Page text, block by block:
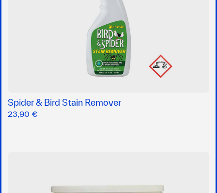
Spider & Bird Stain Remover
23,90 €